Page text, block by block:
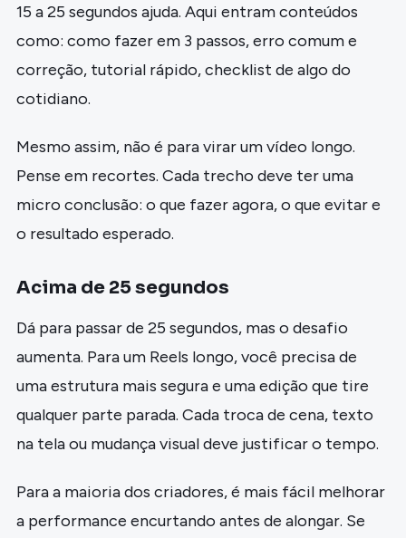
15 a 25 segundos ajuda. Aqui entram conteúdos
como: como fazer em 3 passos, erro comum e
correção, tutorial rápido, checklist de algo do
cotidiano.
Mesmo assim, não é para virar um vídeo longo.
Pense em recortes. Cada trecho deve ter uma
micro conclusão: o que fazer agora, o que evitar e
o resultado esperado.
Acima de 25 segundos
Dá para passar de 25 segundos, mas o desafio
aumenta. Para um Reels longo, você precisa de
uma estrutura mais segura e uma edição que tire
qualquer parte parada. Cada troca de cena, texto
na tela ou mudança visual deve justificar o tempo.
Para a maioria dos criadores, é mais fácil melhorar
a performance encurtando antes de alongar. Se